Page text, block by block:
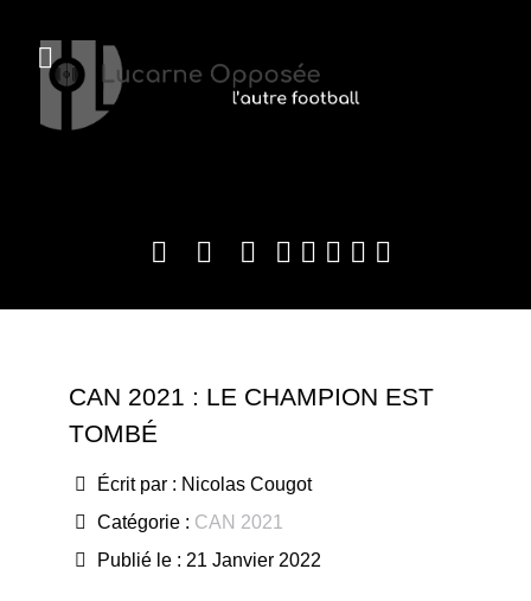
CAN 2021 : LE CHAMPION EST
TOMBÉ
Écrit par : Nicolas Cougot
Catégorie : CAN 2021
Publié le : 21 Janvier 2022